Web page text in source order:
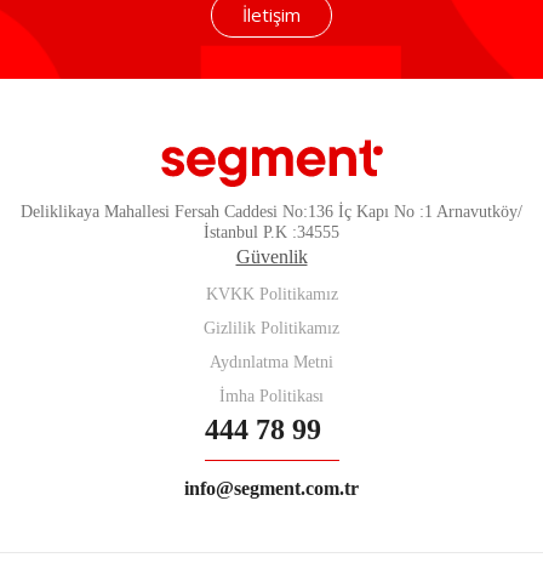
İletişim
Deliklikaya Mahallesi Fersah Caddesi No:136 İç Kapı No :1 Arnavutköy/
İstanbul P.K :34555
Güvenlik
KVKK Politikamız
Gizlilik Politikamız
Aydınlatma Metni
İmha Politikası
444 78 99
info@segment.com.tr